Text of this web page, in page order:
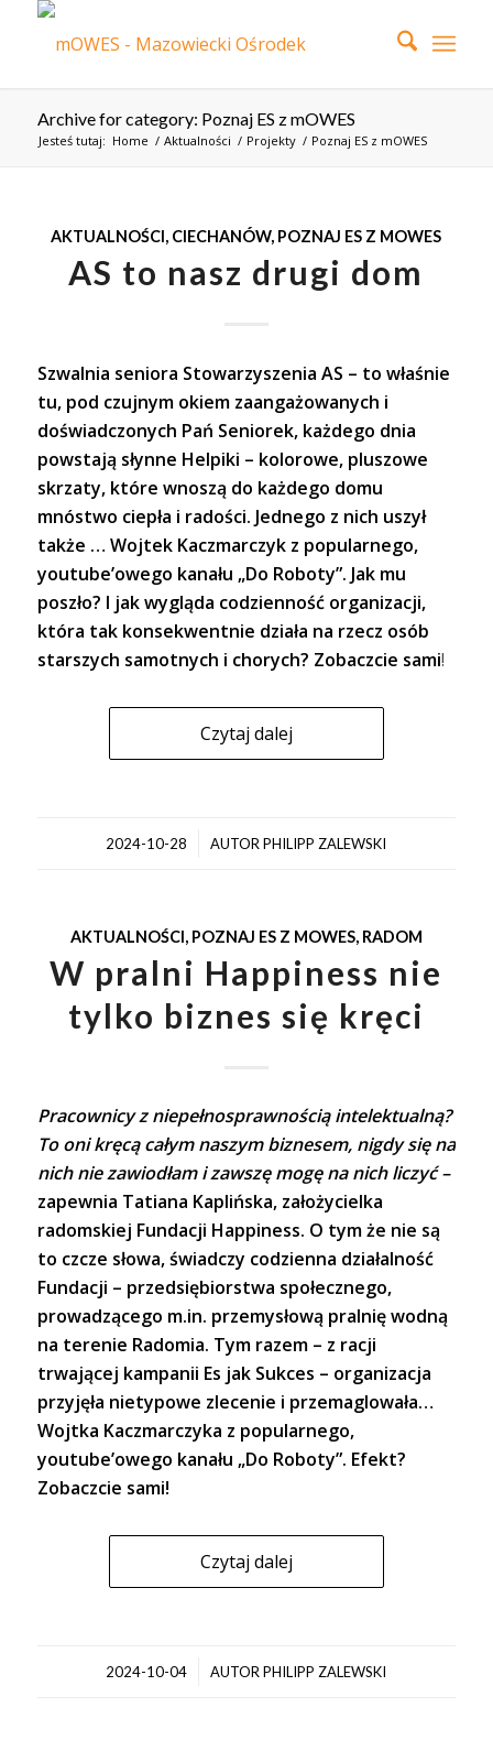
Archive for category: Poznaj ES z mOWES
Jesteś tutaj: Home / Aktualności / Projekty / Poznaj ES z mOWES
AKTUALNOŚCI, CIECHANÓW, POZNAJ ES Z MOWES
AS to nasz drugi dom
Szwalnia seniora Stowarzyszenia AS – to właśnie
tu, pod czujnym okiem zaangażowanych i
doświadczonych Pań Seniorek, każdego dnia
powstają słynne Helpiki – kolorowe, pluszowe
skrzaty, które wnoszą do każdego domu
mnóstwo ciepła i radości. Jednego z nich uszył
także … Wojtek Kaczmarczyk z popularnego,
youtube’owego kanału „Do Roboty”. Jak mu
poszło? I jak wygląda codzienność organizacji,
która tak konsekwentnie działa na rzecz osób
starszych samotnych i chorych? Zobaczcie sami!
Czytaj dalej
2024-10-28
/ AUTORPHILIPP ZALEWSKI
AKTUALNOŚCI, POZNAJ ES Z MOWES, RADOM
W pralni Happiness nie
tylko biznes się kręci
Pracownicy z niepełnosprawnością intelektualną?
To oni kręcą całym naszym biznesem, nigdy się na
nich nie zawiodłam i zawszę mogę na nich liczyć –
zapewnia Tatiana Kaplińska, założycielka
radomskiej Fundacji Happiness. O tym że nie są
to czcze słowa, świadczy codzienna działalność
Fundacji – przedsiębiorstwa społecznego,
prowadzącego m.in. przemysłową pralnię wodną
na terenie Radomia. Tym razem – z racji
trwającej kampanii Es jak Sukces – organizacja
przyjęła nietypowe zlecenie i przemaglowała…
Wojtka Kaczmarczyka z popularnego,
youtube’owego kanału „Do Roboty”. Efekt?
Zobaczcie sami!
Czytaj dalej
2024-10-04
/ AUTORPHILIPP ZALEWSKI